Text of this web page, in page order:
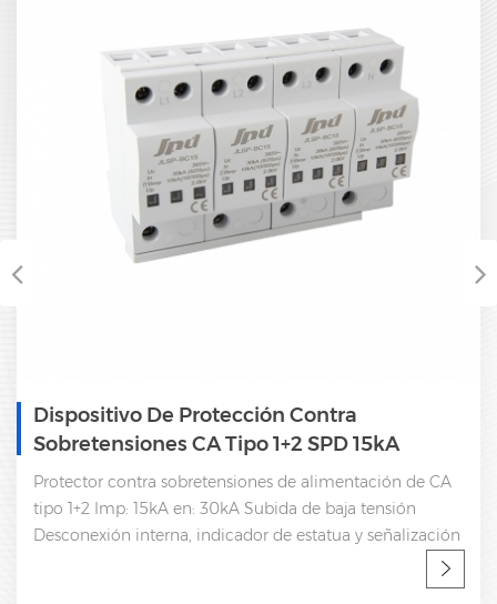
Dispositivo De Protección Contra
Sobretensiones CA Tipo 1+2 SPD 15kA
Protector contra sobretensiones de alimentación de CA
tipo 1+2 Imp: 15kA en: 30kA Subida de baja tensión
Desconexión interna, indicador de estatua y señalización